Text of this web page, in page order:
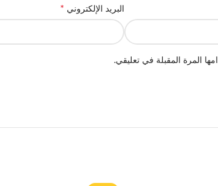
البريد الإلكتروني *
المرة المقبلة في تعليقي.